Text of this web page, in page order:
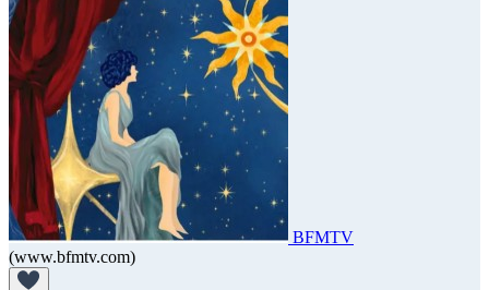
BFMTV
(www.bfmtv.com)